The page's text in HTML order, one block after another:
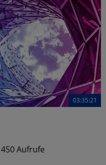
03:35:21
Aufrufe